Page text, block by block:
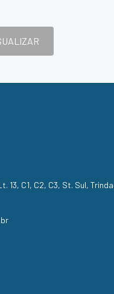
13, C1, C2, C3, St. Sul,